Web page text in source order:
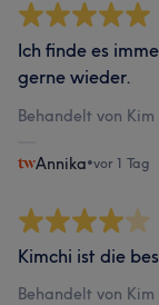
Ich finde es
gerne wieder.
Behandelt von Kim
Annika•vor 1 Tag
Kimchi ist die
Behandelt von Kim